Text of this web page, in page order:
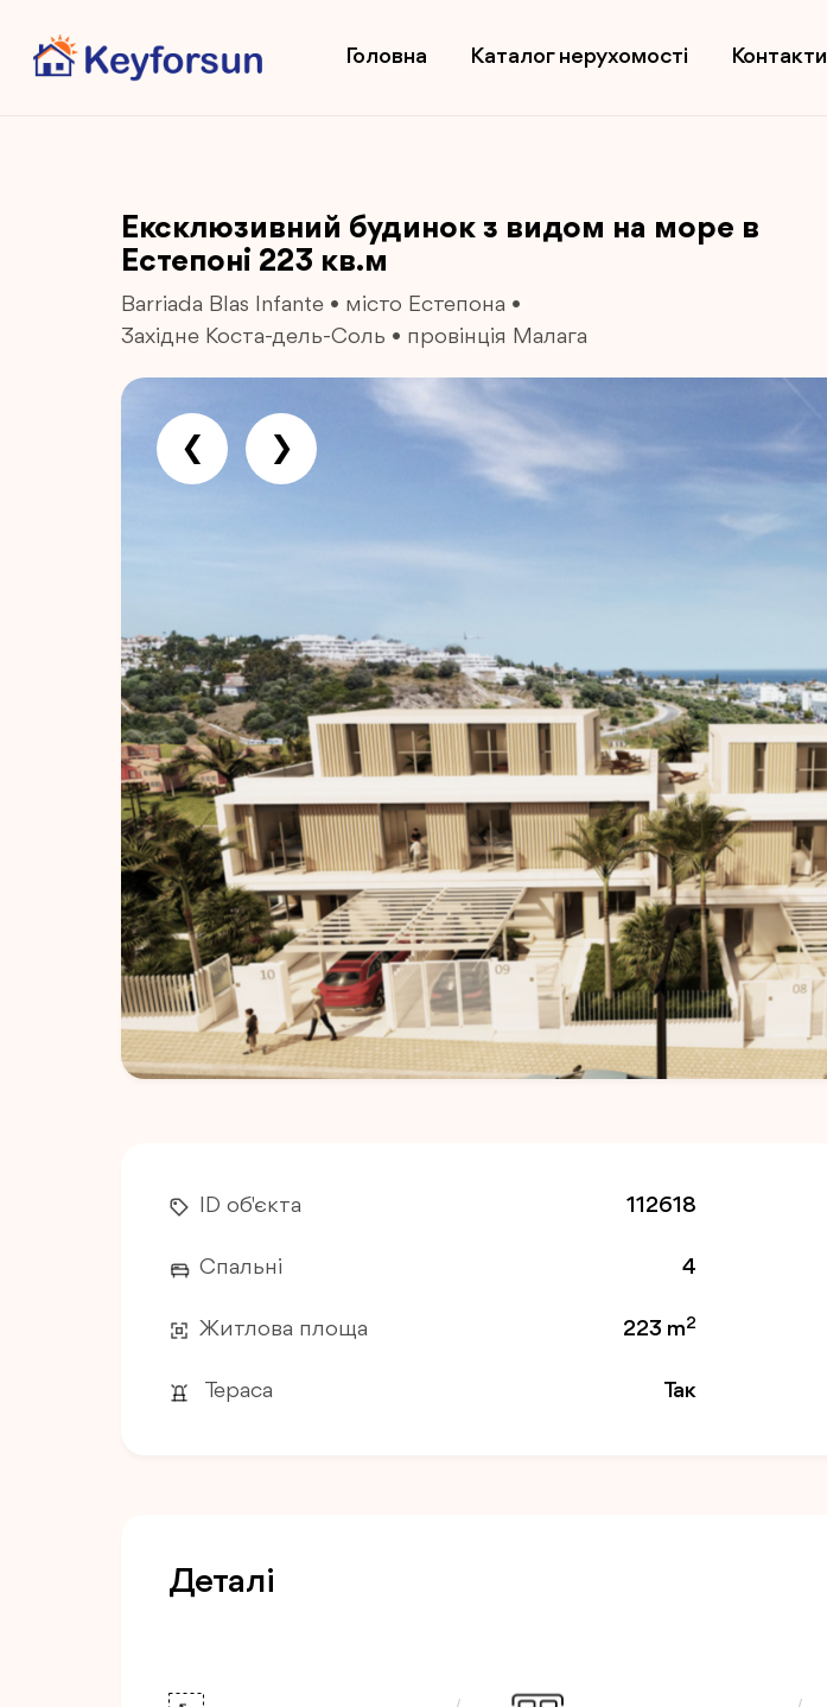
Головна Каталог нерухомості Контакти
Ексклюзивний будинок з видом на море в
Естепоні 223 кв.м
Barriada Blas Infante • місто Естепона •
Західне Коста-дель-Соль • провінція Малага
❮
Previous
❯
Next
ID об'єкта 112618
Спальні 4
Житлова площа 223 m2
Тераса Так
Деталі